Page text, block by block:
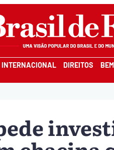
INTERNACIONAL DIREITOS